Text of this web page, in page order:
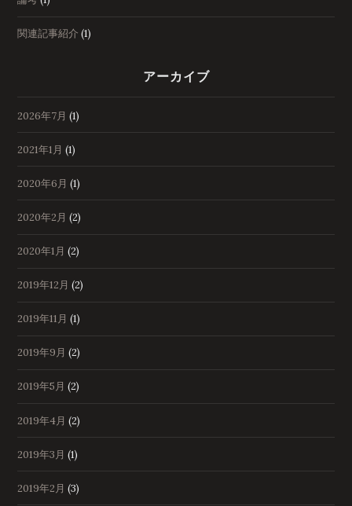
関連記事紹介 (1)
アーカイブ
2026年7月 (1)
2021年1月 (1)
2020年6月 (1)
2020年2月 (2)
2020年1月 (2)
2019年12月 (2)
2019年11月 (1)
2019年9月 (2)
2019年5月 (2)
2019年4月 (2)
2019年3月 (1)
2019年2月 (3)